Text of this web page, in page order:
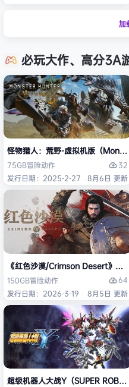
加
必玩大作、高分3A
怪物猎人：荒野-虚拟机版（
75GB冒险动作
32
发行日期：2025-2-27
8月6日 更新
《红色沙漠/Crimson Desert》免
150GB冒险动作
64
发行日期：2026-3-19
8月5日 更新
超级机器人大战Y（SUPER